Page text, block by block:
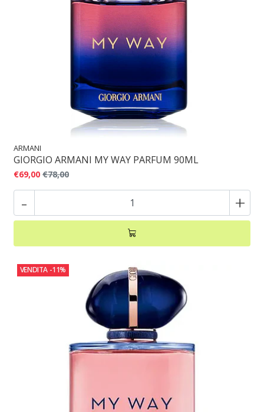
ARMANI
GIORGIO ARMANI MY WAY PARFUM 90ML
€69,00 €78,00
- +
VENDITA -11%